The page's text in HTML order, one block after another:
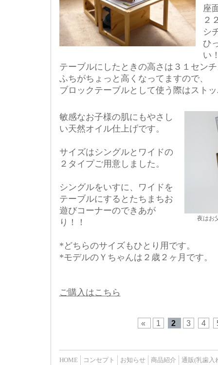
座
２
シ
ひ
い
テーブルにしたときの高さは３１セン
ふちがちょっと高くなってますので、
ブロックテーブルとして使う際はスト
夜はお
敏感なお子様の肌にもやさし
い天然オイル仕上げです。
サイズはシングルとワイドの
２タイプご用意しました。
シングルをいすに、ワイドを
テーブルにするとたちまちお
遊びコーナーのできあが
り！！
*どちらのサイズもひとり用です。
*モデルのＹちゃんは２歳２ヶ月です。
ご購入はこちら
« 1 2 3 4
HOME コンセプト お知らせ 商品紹介 通販(乳歯入